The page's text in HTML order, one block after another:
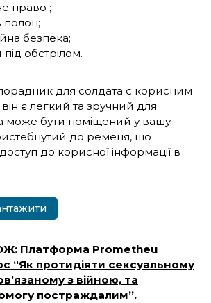
право ;
полон;
безпека;
обстрілом.
для солдата є корисним
є легкий та зручний для
може бути поміщений у вашу
до ременя, що
до корисної інформації в
Платформа Prometheu
“Як протидіяти сексуальному
з війною, та
постраждалим”.